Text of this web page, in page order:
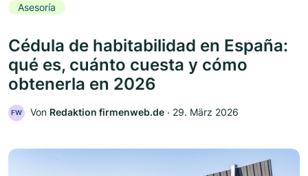
Asesoría
Cédula de habitabilidad en España:
qué es, cuánto cuesta y cómo
obtenerla en 2026
FW Von Redaktion firmenweb.de ‧ 29. März 2026